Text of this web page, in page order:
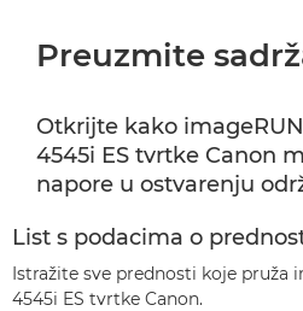
Preuzmite
Otkrijte kako
4545i ES tvrtke Canon
napore u ostvarenju
List s podacima o
Istražite sve prednosti koje pruža
4545i ES tvrtke Canon.